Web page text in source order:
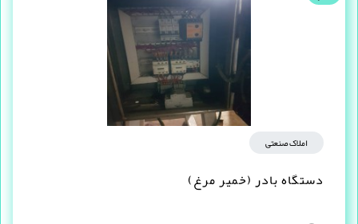
املاک صنعتی
دستگاه بادر (خمیر مرغ)